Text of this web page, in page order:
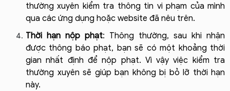
thường xuyên kiểm tra thông tin vi phạm của mình
qua các ứng dụng hoặc website đã nêu trên.
Thời hạn nộp phạt: Thông thường, sau khi nhận
được thông báo phạt, bạn sẽ có một khoảng thời
gian nhất định để nộp phạt. Vì vậy việc kiểm tra
thường xuyên sẽ giúp bạn không bị bỏ lỡ thời hạn
này.